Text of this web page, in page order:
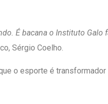
É bacana o Instituto
Sérgio Coelho.
o esporte é transformador